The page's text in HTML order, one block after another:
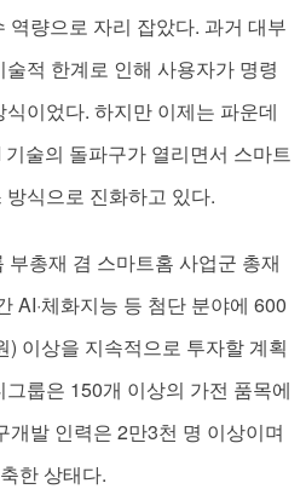
역량으로 자리 잡았다. 과거 대부
적 한계로 인해 사용자가 명령
이었다. 하지만 이제는 파운데
술의 돌파구가 열리면서 스마트
식으로 진화하고 있다.
총재 겸 스마트홈 사업군 총재
AI·체화지능 등 첨단 분야에 600
이상을 지속적으로 투자할 계획
룹은 150개 이상의 가전 품목에
개발 인력은 2만3천 명 이상이며
한 상태다.